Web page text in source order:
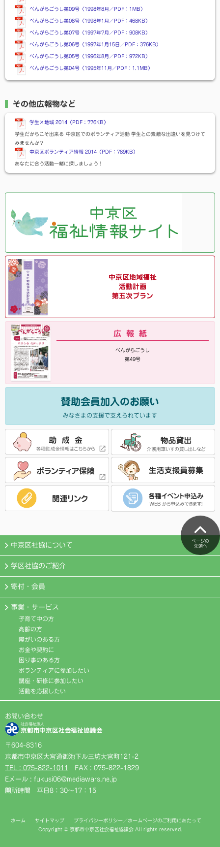
べんがらごうし第09号（1998年8月／PDF：1MB）
べんがらごうし第08号（1998年1月／PDF：468KB）
べんがらごうし第07号（1997年7月／PDF：908KB）
べんがらごうし第06号（1997年1月15日／PDF：376KB）
べんがらごうし第05号（1996年8月／PDF：972KB）
べんがらごうし第04号（1995年11月／PDF：1.1MB）
その他広報物など
学生×地域 2014（PDF：776KB）
学生だからこそ出来る 中京区でのボランティア活動 学生との素敵な出逢いを見つけて
みませんか？
中京区ボランティア情報 2014（PDF：789KB）
あなたに合う活動一緒に探しましょう！
中京区地域福祉
活動計画
第五次プラン
広報紙
べんがらごうし
第49号
賛助会員加入のお願い
みなさまの支援で支えられています
ページの
先頭へ
中京区社協について
学区社協のご紹介
寄付・会員
事業・サービス
子育て中の方
高齢の方
障がいのある方
お金や契約に
困り事のある方
ボランティアに参加したい
講座・研修に参加したい
活動を応援したい
お問い合わせ
社会福祉法人
京都市中京区社会福祉協議会
〒604-8316
京都市中京区大宮通御池下ル三坊大宮町121-2
TEL : 075-822-1011
FAX : 075-822-1829
Eメール : fukusi06@mediawars.ne.jp
開所時間 平日8：30〜17：15
ホーム サイトマップ
プライバシーポリシー／ホームページのご利用にあたって
Copyright © 京都市中京区社会福祉協議会 All rights reserved.